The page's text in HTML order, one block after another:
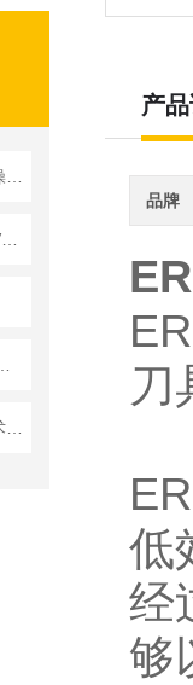
产
品牌
刀
低
经
够